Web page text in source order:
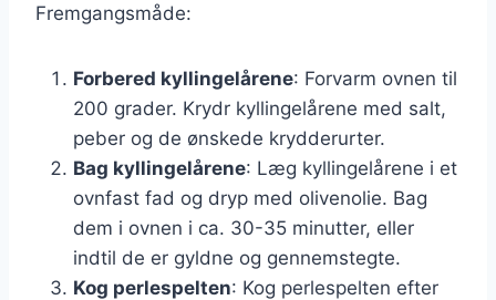
Fremgangsmåde:
Forbered kyllingelårene: Forvarm ovnen til
200 grader. Krydr kyllingelårene med salt,
peber og de ønskede krydderurter.
Bag kyllingelårene: Læg kyllingelårene i et
ovnfast fad og dryp med olivenolie. Bag
dem i ovnen i ca. 30-35 minutter, eller
indtil de er gyldne og gennemstegte.
Kog perlespelten: Kog perlespelten efter